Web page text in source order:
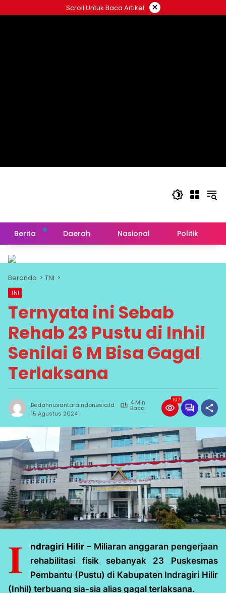
ke
Scroll Untuk Baca Artikel ×
Berita Daerah Nasional Politik
Beranda TNI
TNI
Ternyata ini Sebab
Rehab 23 Pustu di Inhil
Senilai 6 M Bisa Gagal
Terlaksana
Bedahnusantaraindonesia.id 4 Min
Baca
15 Agustus 2024
197
I ndragiri Hilir – Miliaran anggaran pengerjaan
rehabilitasi fisik sebanyak 23 Puskesmas
Pembantu (Pustu) di Kabupaten Indragiri Hilir
(Inhil) terbuang sia-sia alias gagal terlaksana.